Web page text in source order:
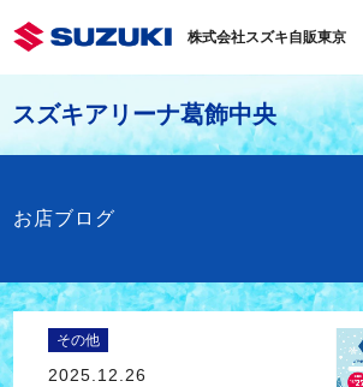
株式会社スズキ自販東京
スズキアリーナ葛飾中央
お店ブログ
その他
2025.12.26